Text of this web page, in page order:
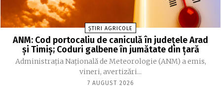
ȘTIRI AGRICOLE
ANM: Cod portocaliu de caniculă în judeţele Arad
şi Timiş; Coduri galbene în jumătate din ţară
Administraţia Naţională de Meteorologie (ANM) a emis,
vineri, avertizări...
7 AUGUST 2026